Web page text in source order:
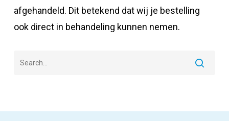
afgehandeld. Dit betekend dat wij je bestelling
ook direct in behandeling kunnen nemen.